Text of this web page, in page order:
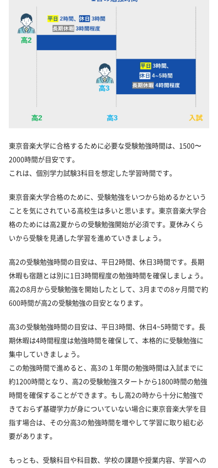
東京音楽大学に合格するために必要な受験勉強時間は、1500〜
2000時間が目安です。
これは、個別学力試験3科目を想定した学習時間です。
東京音楽大学合格のために、受験勉強をいつから始めるかという
ことを気にされている高校生は多いと思います。東京音楽大学合
格のためには高2夏からの受験勉強開始が必須です。夏休みくら
いから受験を見通した学習を進めていきましょう。
高2の受験勉強時間の目安は、平日2時間、休日3時間です。長期
休暇も宿題とは別に1日3時間程度の勉強時間を確保しましょう。
高2の8月から受験勉強を開始したとして、3月までの8ヶ月間で約
600時間が高2の受験勉強の目安となります。
高3の受験勉強時間の目安は、平日3時間、休日4~5時間です。長
期休暇は4時間程度は勉強時間を確保して、本格的に受験勉強に
集中していきましょう。
この勉強時間で進めると、高3の１年間の勉強時間は入試までに
約1200時間となり、高2の受験勉強スタートから1800時間の勉強
時間を確保することができます。もし高2の時から十分に勉強で
きておらず基礎学力が身についていない場合に東京音楽大学を目
指す場合は、その分高3の勉強時間を増やして学習に取り組む必
要があります。
もっとも、受験科目や科目数、学校の課題や授業内容、学習への